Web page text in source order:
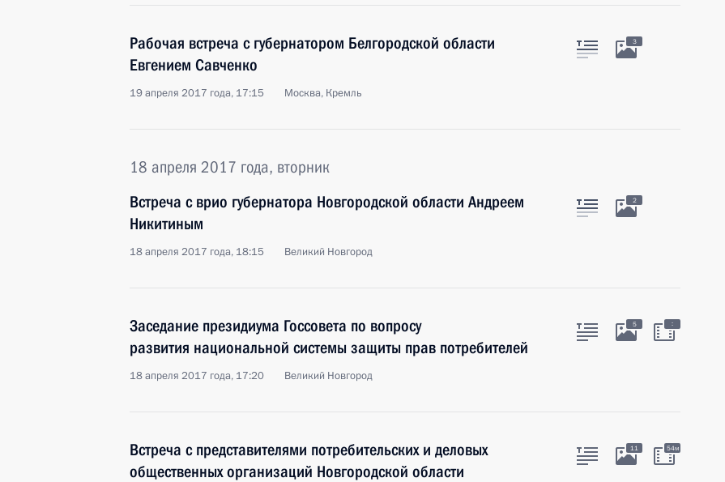
Рабочая встреча с губернатором Белгородской области
Евгением Савченко
19 апреля 2017 года, 17:15 Москва, Кремль
3
18 апреля 2017 года, вторник
Встреча с врио губернатора Новгородской области Андреем
Никитиным
18 апреля 2017 года, 18:15 Великий Новгород
2
Заседание президиума Госсовета по вопросу
развития национальной системы защиты прав потребителей
18 апреля 2017 года, 17:20 Великий Новгород
5 :
Встреча с представителями потребительских и деловых
общественных организаций Новгородской области
11 54м